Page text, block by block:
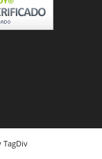
TagDiv